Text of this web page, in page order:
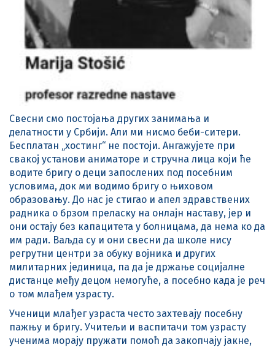
Свесни смо постојања других занимања и
делатности у Србији. Али ми нисмо беби-ситери.
Бесплатан „хостинг“ не постоји. Ангажујете при
свакој установи аниматоре и стручна лица који ће
водите бригу о деци запослених под посебним
условима, док ми водимо бригу о њиховом
образовању. До нас је стигао и апел здравствених
радника о брзом преласку на онлајн наставу, јер и
они остају без капацитета у болницама, да нема ко да
им ради. Ваљда су и они свесни да школе нису
регрутни центри за обуку војника и других
милитарних јединица, па да је држање социјалне
дистанце међу децом немогуће, а посебно када је реч
о том млађем узрасту.
Ученици млађег узраста често захтевају посебну
пажњу и бригу. Учитељи и васпитачи том узрасту
ученима морају пружати помоћ да закопчају јакне,